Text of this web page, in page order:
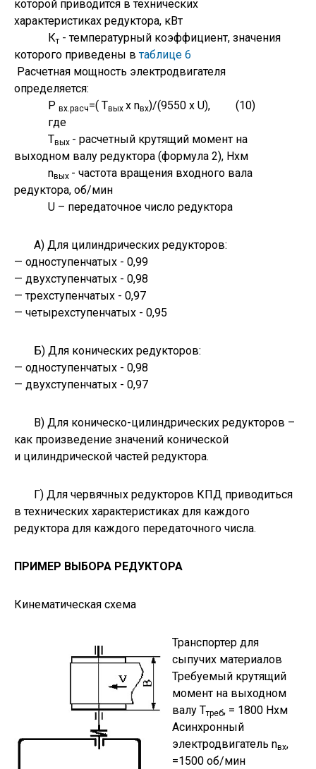
которой приводится в технических
характеристиках редуктора, кВт
Кт - температурный коэффициент, значения
которого приведены втаблице 6
Расчетная мощность электродвигателя
определяется:
Р вх.расч=( Твых х nвх)/(9550 х U), (10)
где
Твых - расчетный крутящий момент на
выходном валу редуктора (формула 2), Нхм
nвых - частота вращения входного вала
редуктора, об/мин
U – передаточное число редуктора
А) Для цилиндрических редукторов:
— одноступенчатых - 0,99
— двухступенчатых - 0,98
— трехступенчатых - 0,97
— четырехступенчатых - 0,95
Б) Для конических редукторов:
— одноступенчатых - 0,98
— двухступенчатых - 0,97
В) Для коническо-цилиндрических редукторов –
как произведение значений конической
и цилиндрической частей редуктора.
Г) Для червячных редукторов КПД приводиться
в технических характеристиках для каждого
редуктора для каждого передаточного числа.
ПРИМЕР ВЫБОРА РЕДУКТОРА
Кинематическая схема
Транспортер для
сыпучих материалов
Требуемый крутящий
момент на выходном
валу Ттреб, = 1800 Нхм
Асинхронный
электродвигатель nвх,
=1500 об/мин